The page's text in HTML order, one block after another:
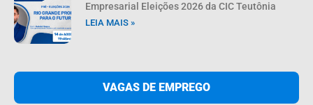
Empresarial Eleições 2026 da CIC Teutônia
LEIA MAIS »
VAGAS DE EMPREGO